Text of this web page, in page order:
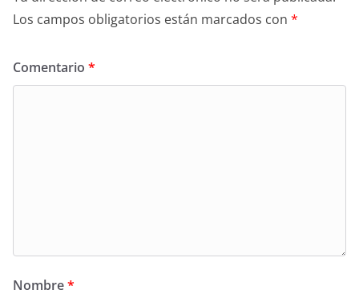
Los campos obligatorios están marcados con *
Comentario *
Nombre*